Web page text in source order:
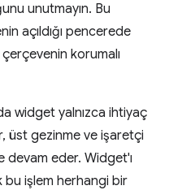
unutmayın. Bu
açıldığı pencerede
korumalı
widget yalnızca ihtiyaç
üst gezinme ve işaretçi
devam eder. Widget'ı
bu işlem herhangi bir